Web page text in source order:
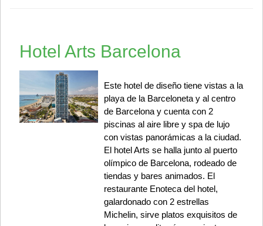
Hotel Arts Barcelona
Este hotel de diseño tiene vistas a la
playa de la Barceloneta y al centro
de Barcelona y cuenta con 2
piscinas al aire libre y spa de lujo
con vistas panorámicas a la ciudad.
El hotel Arts se halla junto al puerto
olímpico de Barcelona, rodeado de
tiendas y bares animados. El
restaurante Enoteca del hotel,
galardonado con 2 estrellas
Michelin, sirve platos exquisitos de